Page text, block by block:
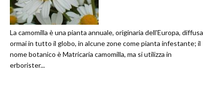
La camomilla è una pianta annuale, originaria dell'Europa, diffusa
ormai in tutto il globo, in alcune zone come pianta infestante; il
nome botanico è Matricaria camomilla, ma si utilizza in
erborister...